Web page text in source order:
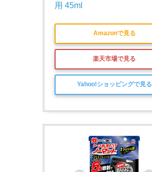
用 45ml
Amazonで見る
楽天市場で見る
Yahoo!ショッピングで見る